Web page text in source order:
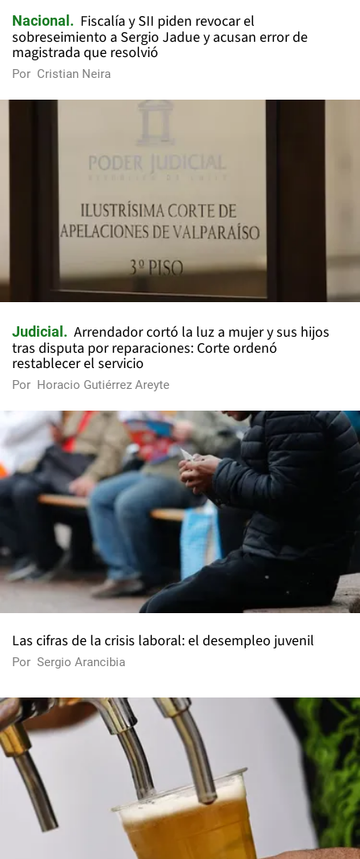
Nacional
Fiscalía y SII piden revocar el
sobreseimiento a Sergio Jadue y acusan error de
magistrada que resolvió
Por Cristian Neira
Judicial
Arrendador cortó la luz a mujer y sus hijos
tras disputa por reparaciones: Corte ordenó
restablecer el servicio
Por Horacio Gutiérrez Areyte
Las cifras de la crisis laboral: el desempleo juvenil
Por Sergio Arancibia